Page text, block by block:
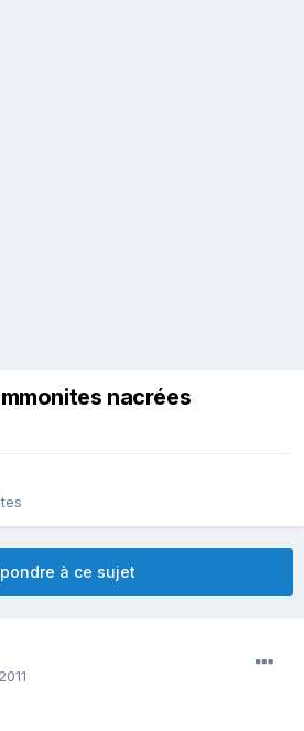
nacrées
à ce sujet